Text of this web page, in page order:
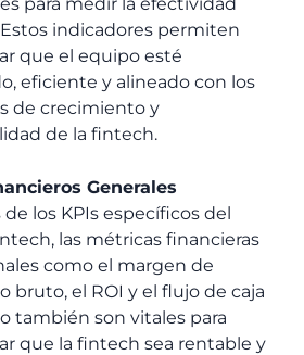
indicadores permiten
que el equipo esté
eficiente y alineado con los
de crecimiento y
de la fintech.
Generales
los KPIs específicos del
las métricas financieras
como el margen de
bruto, el ROI y el flujo de caja
también son vitales para
que la fintech sea rentable y